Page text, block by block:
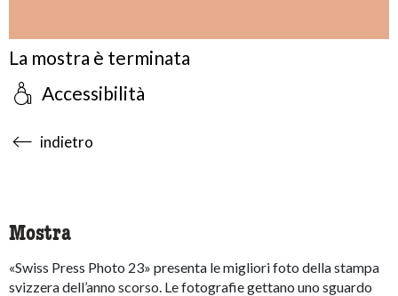
La mostra è terminata
Accessibilità
accessibility.sr-only.body-term
indietro
Mostra
«Swiss Press Photo 23» presenta le migliori foto della stampa
svizzera dell’anno scorso. Le fotografie gettano uno sguardo